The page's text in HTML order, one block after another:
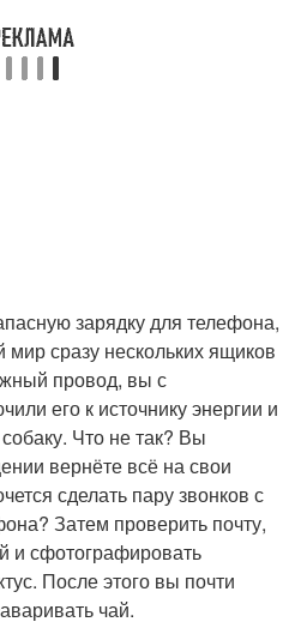
зарядку для телефона,
сразу нескольких ящиков
провод, вы с
его к источнику энергии и
Что не так? Вы
вернёте всё на свои
сделать пару звонков с
Затем проверить почту,
и сфотографировать
После этого вы почти
чай.